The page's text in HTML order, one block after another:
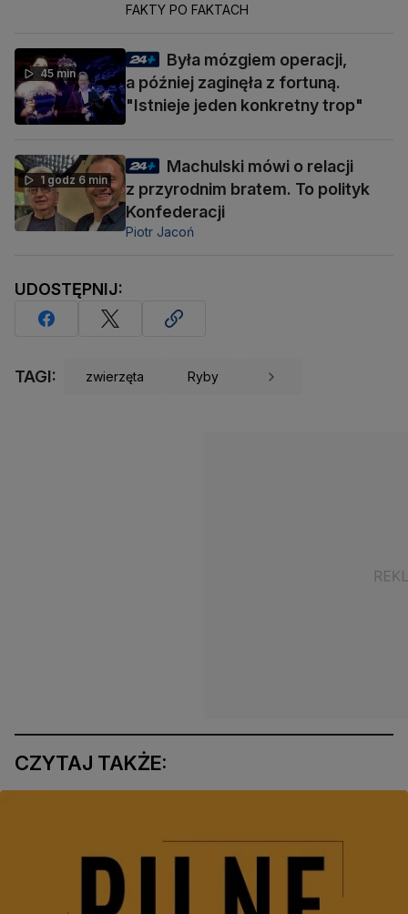
FAKTY PO FAKTACH
45 min
Była mózgiem operacji,
a później zaginęła z fortuną.
"Istnieje jeden konkretny trop"
1 godz 6 min
Machulski mówi o relacji
z przyrodnim bratem. To polityk
Konfederacji
Piotr Jacoń
UDOSTĘPNIJ:
TAGI: zwierzęta Ryby
CZYTAJ TAKŻE: